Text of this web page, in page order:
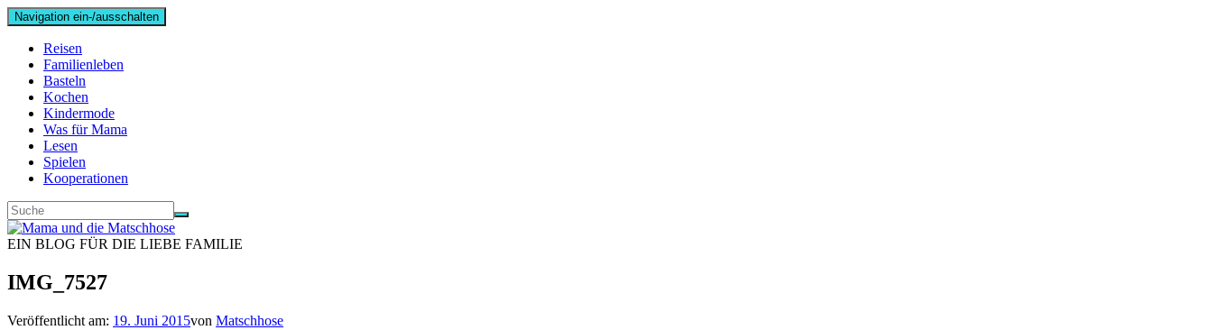
Navigation ein-/ausschalten
Reisen
Familienleben
Basteln
Kochen
Kindermode
Was für Mama
Lesen
Spielen
Kooperationen
EIN BLOG FÜR DIE LIEBE FAMILIE
IMG_7527
Veröffentlicht am: 19. Juni 2015von Matschhose